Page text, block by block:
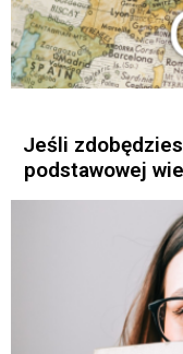
Jeśli
podstawowej